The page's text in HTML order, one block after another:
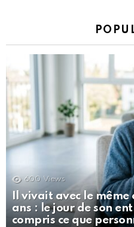
600 Views
Il vivait avec le
ans : le jour de son
compris ce que